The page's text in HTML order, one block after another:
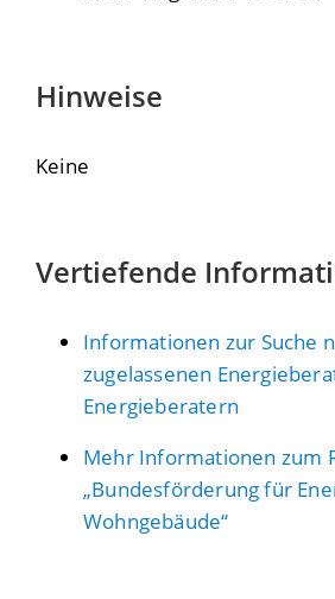
Hinweise
Keine
Vertiefende
Informationen zur Suche
zugelassenen
Energieberatern
Mehr Informationen zum
„Bundesförderung für
Wohngebäude“